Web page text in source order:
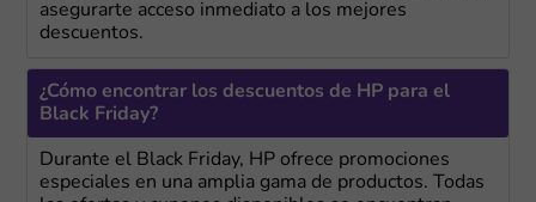
asegurarte acceso inmediato a los mejores
descuentos.
¿Cómo encontrar los descuentos de HP para el
Black Friday?
Durante el Black Friday, HP ofrece promociones
especiales en una amplia gama de productos. Todas